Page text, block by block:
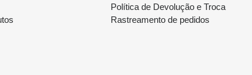
Política de Devolução e Troca
Rastreamento de pedidos